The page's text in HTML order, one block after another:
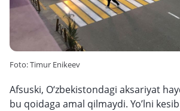
Foto: Timur Enikeev
Afsuski, O‘zbekistondagi aksariyat
bu qoidaga amal qilmaydi. Yo’lni